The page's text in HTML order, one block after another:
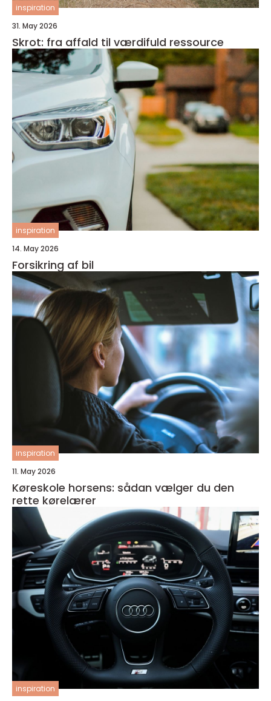
inspiration
31. May 2026
Skrot: fra affald til værdifuld ressource
inspiration
14. May 2026
Forsikring af bil
inspiration
11. May 2026
Køreskole horsens: sådan vælger du den
rette kørelærer
inspiration